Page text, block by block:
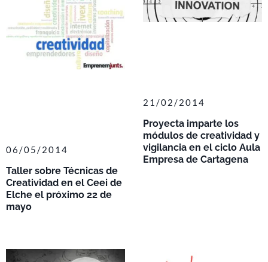
Taller sobre Técnicas de
Creatividad en el Ceei de
Elche el próximo 22 de
mayo
06/05/2014
Proyecta imparte los
módulos de creatividad y
vigilancia en el ciclo Aula
Empresa de Cartagena
21/02/2014